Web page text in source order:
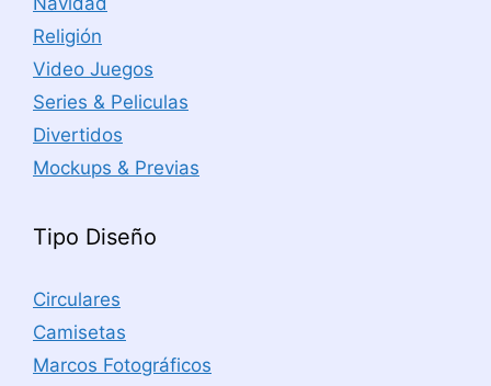
Religión
Video Juegos
Series & Peliculas
Divertidos
Mockups & Previas
Tipo Diseño
Circulares
Camisetas
Marcos Fotográficos